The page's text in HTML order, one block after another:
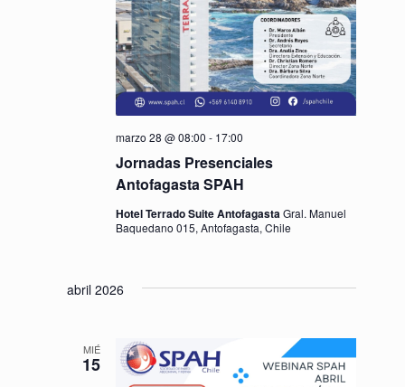
Jornadas Presenciales
Antofagasta SPAH
marzo 28 @ 08:00 - 17:00
Hotel Terrado Suite AntofagastaGral. Manuel
Baquedano 015, Antofagasta, Chile
abril 2026
MIÉ
15